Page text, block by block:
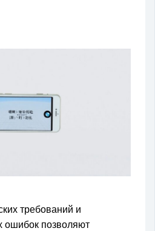
требований и
ошибок позволяют